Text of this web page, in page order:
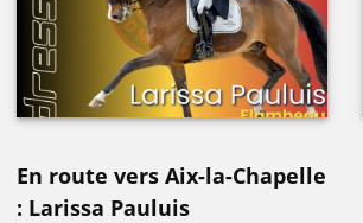
En route vers Aix-la-Chapelle
: Larissa Pauluis